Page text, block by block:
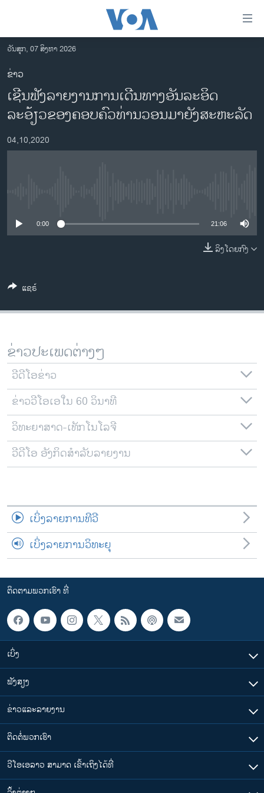
ເຂົ້າ
ຫາ
ຂ້າມ
ຂ້າມ
ຂ້າມ
ໄປ
ຫາ
ຊອກ
ອາເມຣິກາ
ການເລືອກຕັ້ງ ປະທານາທີບໍດີ ສະຫະລັດ 2024
ຂ່າວ​ຈີນ
ຊີວິດຊາວລາວ
ທຸລະກິດ
ພາສາອັງກິດ
ສຽງ
ລາຍການກະຈາຍສຽງ
ລາຍງານ
ຕິດຕາມພວກເຮົາ ທີ່
ພາສາຕ່າງໆ
ວັນສຸກ, 07 ສິງຫາ 2026
ຂ່າວ
ເຊີນຟັງລາຍງານການເດີນທາງອັນລະອິດ
ລະອ້ຽວຂອງຄອບຄົວທ່ານວອນມາຍັງສະຫະລັດ
04,10,2020
0:00 21:06
ລິງໂດຍກົງ
ແຊຣ໌
ຂ່າວປະເພດຕ່າງໆ
ວີດີໂອຂ່າວ
ຂ່າວວີໂອເອໃນ 60 ວິນາທີ
ວິທະຍາສາດ-ເທັກໂນໂລຈີ
ວີດີໂອ ອັງກິດສຳລັບລາຍງານ
ເບິ່ງລາຍການທີວີ
ເບິ່ງລາຍການວິທະຍຸ
ຕິດຕາມພວກເຮົາ ທີ່
ເບິ່ງ
ຟັງສຽງ
ຂ່າວແລະລາຍງານ
ຕິດຕໍ່ພວກເຮົາ
ວີໂອເອລາວ ສາມາດ ເຂົ້າເຖິງໄດ້ທີ່